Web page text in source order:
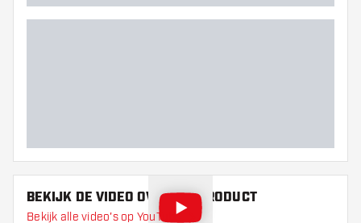
Lengte dartpunten
BEKIJK DE VIDEO OVER DIT PRODUCT
Bekijk alle video's op YouTube